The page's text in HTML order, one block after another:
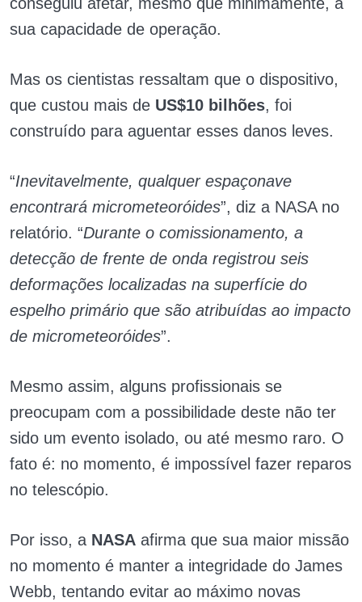
sua capacidade de operação.
Mas os cientistas ressaltam que o dispositivo,
que custou mais de US$10 bilhões, foi
construído para aguentar esses danos leves.
“Inevitavelmente, qualquer espaçonave
encontrará micrometeoróides”, diz a NASA no
relatório. “Durante o comissionamento, a
detecção de frente de onda registrou seis
deformações localizadas na superfície do
espelho primário que são atribuídas ao impacto
de micrometeoróides”.
Mesmo assim, alguns profissionais se
preocupam com a possibilidade deste não ter
sido um evento isolado, ou até mesmo raro. O
fato é: no momento, é impossível fazer reparos
no telescópio.
Por isso, a NASA afirma que sua maior missão
no momento é manter a integridade do James
Webb, tentando evitar ao máximo novas